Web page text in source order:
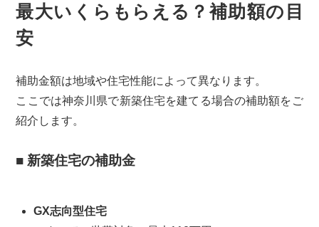
最大いくらもらえる？補助額の目
安
補助金額は地域や住宅性能によって異なります。
ここでは神奈川県で新築住宅を建てる場合の補助額をご
紹介します。
■ 新築住宅の補助金
GX志向型住宅